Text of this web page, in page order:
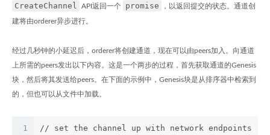
CreateChannel API返回一个 promise ，以返回提交的状态。通道创
建将由orderer异步进行。
经过几秒钟的小延迟后，orderer将创建通道，现在可以由peers加入。向通道
上所需的peers发出以下内容。这是一个两步的过程，首先获取通道的Genesis
块，然后将其发送给peers。在下面的示例中，Genesis块是从排序器中检索到
的，但也可以从文件中加载。
1
// set the channel up with network endpoints